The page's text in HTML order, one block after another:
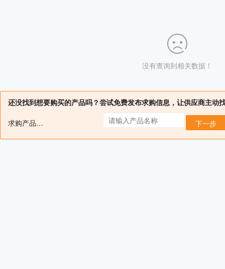
没有查询到相关数据！
还没找到想要购买的产品吗？尝试免费发布求购信息，让供应商主动
求购产品名： 下一步